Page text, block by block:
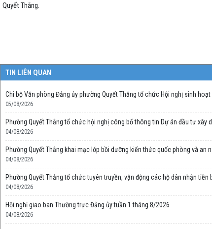
Quyết Thắng.
TIN LIÊN QUAN
Chi bộ Văn phòng Đảng ủy phường Quyết Thắng tổ chức Hội nghị sinh
05/08/2026
Phường Quyết Thắng tổ chức hội nghị công bố thông tin Dự án đầu tư xây
04/08/2026
Phường Quyết Thắng khai mạc lớp bồi dưỡng kiến thức quốc phòng và an
04/08/2026
Phường Quyết Thắng tổ chức tuyên truyền, vận động các hộ dân nhận
04/08/2026
Hội nghị giao ban Thường trực Đảng ủy tuần 1 tháng 8/2026
04/08/2026